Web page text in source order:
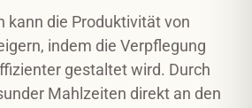
kann die Produktivität von
indem die Verpflegung
gestaltet wird. Durch
Mahlzeiten direkt an den